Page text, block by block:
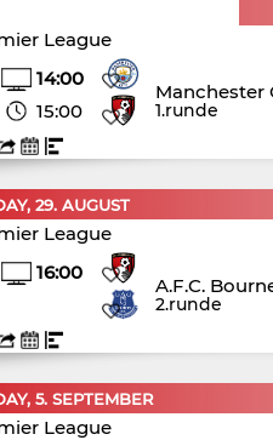
23. AUGUST
League
14:00
15:00
Manchester
1.runde
29. AUGUST
League
16:00
A.F.C.
2.runde
5. SEPTEMBER
League